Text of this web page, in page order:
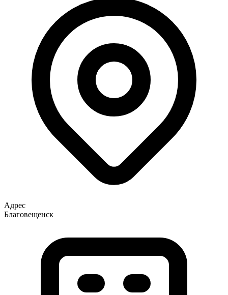
Адрес
Благовещенск